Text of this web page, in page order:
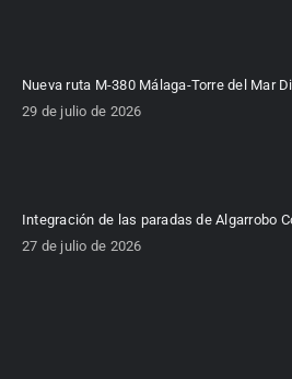
Nueva ruta M-380 Málaga-Torre del Mar
29 de julio de 2026
Integración de las paradas de Algarrobo
27 de julio de 2026